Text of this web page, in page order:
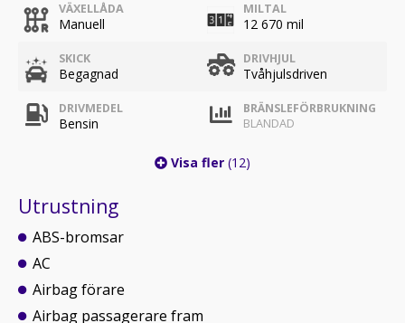
VÄXELLÅDA
Manuell
MILTAL
12 670 mil
SKICK
Begagnad
DRIVHJUL
Tvåhjulsdriven
DRIVMEDEL
Bensin
BRÄNSLEFÖRBRUKNING
BLANDAD
Visa fler (12)
Utrustning
ABS-bromsar
AC
Airbag förare
Airbag passagerare fram